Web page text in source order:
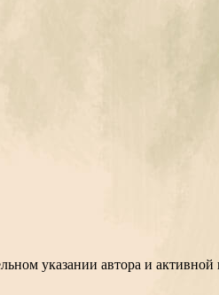
указании автора и